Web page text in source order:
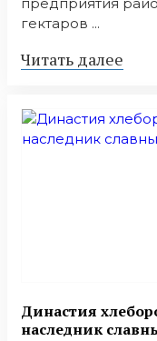
гектаров ...
Читать далее
Династия
наследник